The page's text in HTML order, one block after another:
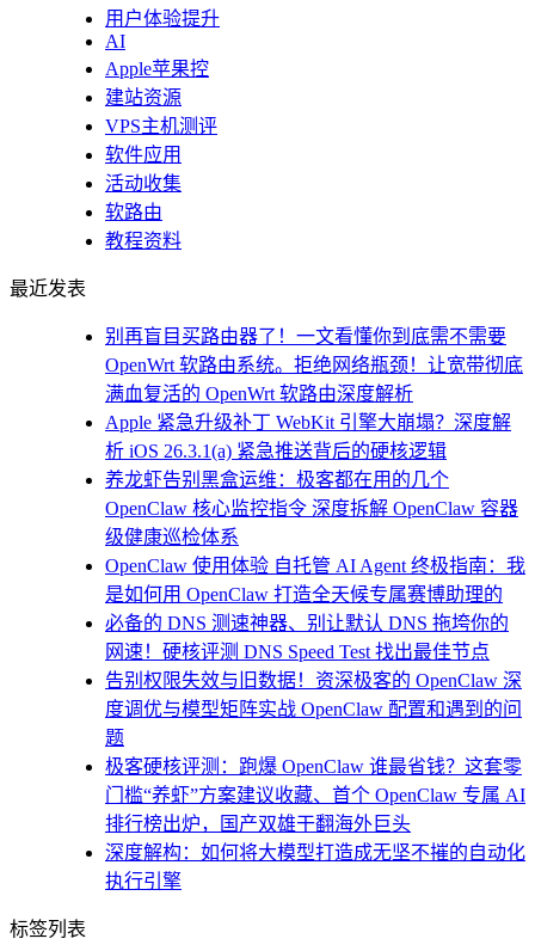
用户体验提升
AI
Apple苹果控
建站资源
VPS主机测评
软件应用
活动收集
软路由
教程资料
最近发表
别再盲目买路由器了！一文看懂你到底需不需要
OpenWrt 软路由系统。拒绝网络瓶颈！让宽带彻底
满血复活的 OpenWrt 软路由深度解析
Apple 紧急升级补丁 WebKit 引擎大崩塌？深度解
析 iOS 26.3.1(a) 紧急推送背后的硬核逻辑
养龙虾告别黑盒运维：极客都在用的几个
OpenClaw 核心监控指令 深度拆解 OpenClaw 容器
级健康巡检体系
OpenClaw 使用体验 自托管 AI Agent 终极指南：我
是如何用 OpenClaw 打造全天候专属赛博助理的
必备的 DNS 测速神器、别让默认 DNS 拖垮你的
网速！硬核评测 DNS Speed Test 找出最佳节点
告别权限失效与旧数据！资深极客的 OpenClaw 深
度调优与模型矩阵实战 OpenClaw 配置和遇到的问
题
极客硬核评测：跑爆 OpenClaw 谁最省钱？这套零
门槛“养虾”方案建议收藏、首个 OpenClaw 专属 AI
排行榜出炉，国产双雄干翻海外巨头
深度解构：如何将大模型打造成无坚不摧的自动化
执行引擎
标签列表